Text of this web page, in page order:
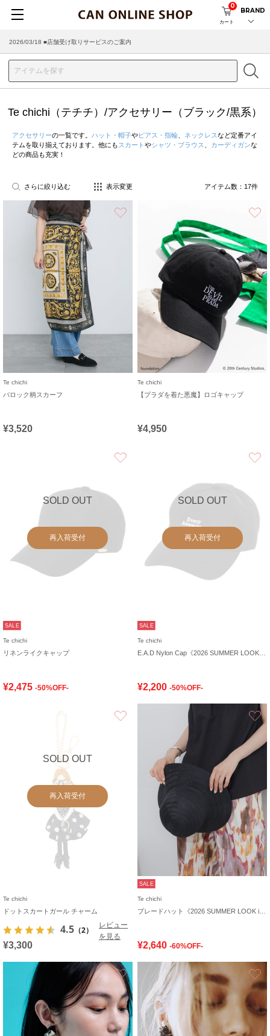
カート
0
BRAND
2026/03/18 ■店舗受け取りサービスのご案内
Te chichi（テチチ）/アクセサリー（ブラック/黒系）
アクセサリーの一覧です。 ハット・帽子やピアス・指輪 ネックレスなど定番アイ
テムを取り揃えております。他にも スカート やシャツ・ブラウス カーディガンな
どの商品も充実！
さらに絞り込む 表示変更 アイテム数： 17件
Te chichi
バロック柄スカーフ
¥3,520
Te chichi
【プラダを着た悪魔】ロゴキャップ
¥4,950
SOLD OUT
再入荷受付
SALE
Te chichi
リネンライクキャップ
¥2,475 -50%OFF-
SOLD OUT
再入荷受付
SALE
Te chichi
¥2,200 -50%OFF-
SOLD OUT
再入荷受付
Te chichi
ドットスカートガール チャーム
4.5 （2）
レビュー
を見る
¥3,300
SALE
Te chichi
¥2,640 -60%OFF-
お気に入り